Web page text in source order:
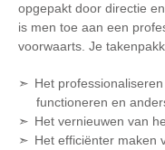
opgepakt door directie
is men toe aan een
voorwaarts. Je
Het
functioneren en
Het vernieuwen van
Het efficiënter maken